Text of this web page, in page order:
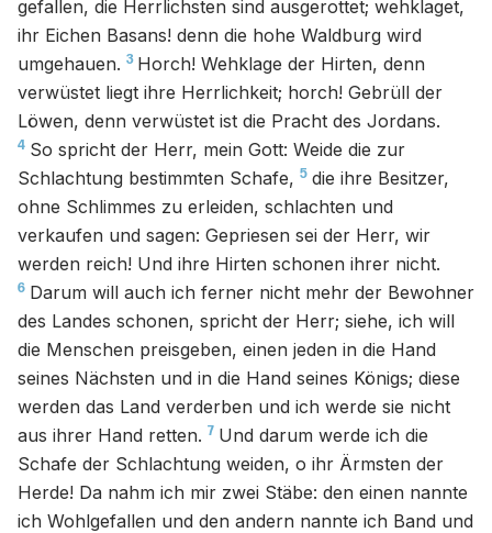
gefallen, die Herrlichsten sind ausgerottet; wehklaget,
ihr Eichen Basans! denn die hohe Waldburg wird
umgehauen. 3 Horch! Wehklage der Hirten, denn
verwüstet liegt ihre Herrlichkeit; horch! Gebrüll der
Löwen, denn verwüstet ist die Pracht des Jordans.
4 So spricht der Herr, mein Gott: Weide die zur
Schlachtung bestimmten Schafe, 5 die ihre Besitzer,
ohne Schlimmes zu erleiden, schlachten und
verkaufen und sagen: Gepriesen sei der Herr, wir
werden reich! Und ihre Hirten schonen ihrer nicht.
6 Darum will auch ich ferner nicht mehr der Bewohner
des Landes schonen, spricht der Herr; siehe, ich will
die Menschen preisgeben, einen jeden in die Hand
seines Nächsten und in die Hand seines Königs; diese
werden das Land verderben und ich werde sie nicht
aus ihrer Hand retten. 7 Und darum werde ich die
Schafe der Schlachtung weiden, o ihr Ärmsten der
Herde! Da nahm ich mir zwei Stäbe: den einen nannte
ich Wohlgefallen und den andern nannte ich Band und